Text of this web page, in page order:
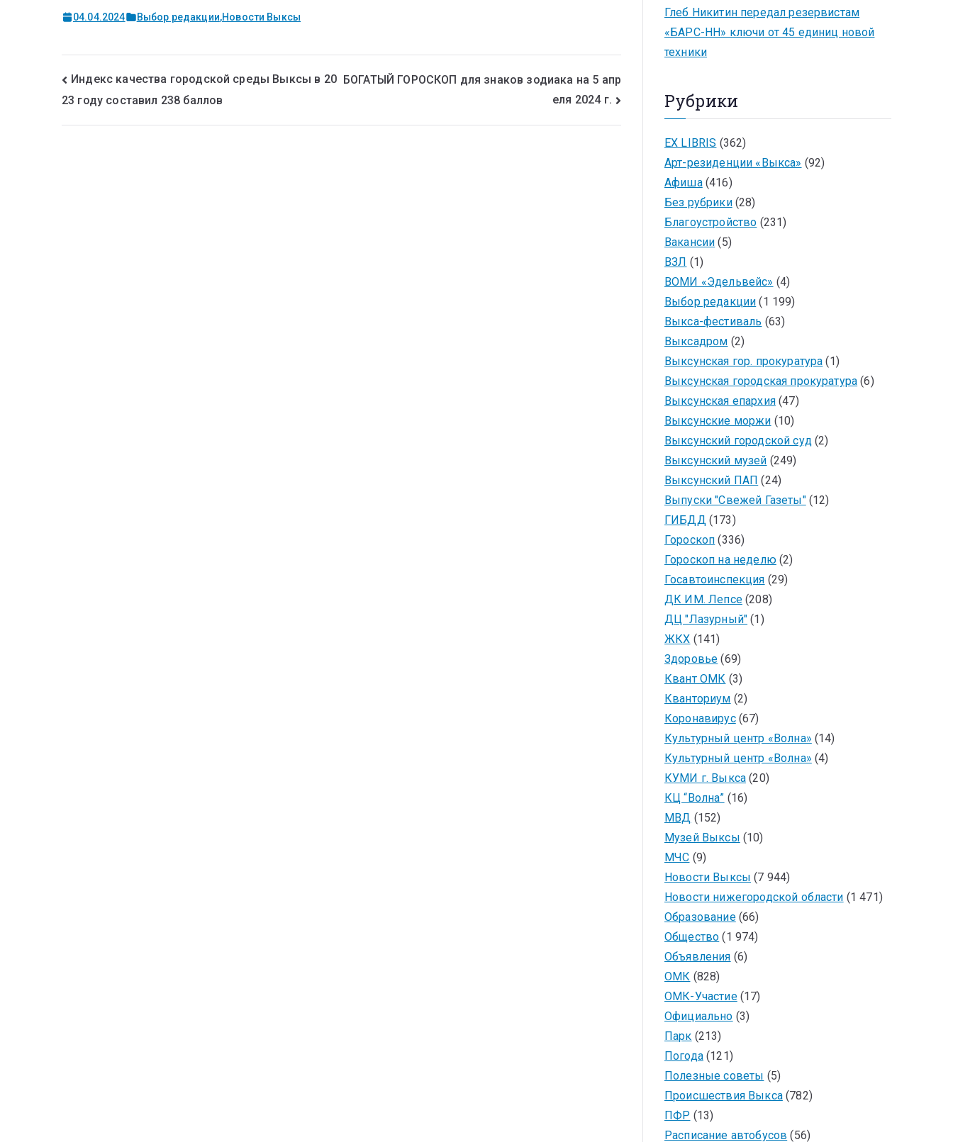
04.04.2024 Выбор редакции,Новости Выксы
Индекс качества городской среды Выксы в 20
23 году составил 238 баллов
БОГАТЫЙ ГОРОСКОП для знаков зодиака на 5 апр
еля 2024 г.
Глеб Никитин передал резервистам
«БАРС-НН» ключи от 45 единиц новой
техники
Рубрики
EX LIBRIS (362)
Арт-резиденции «Выкса» (92)
Афиша(416)
Без рубрики(28)
Благоустройство (231)
Вакансии (5)
ВЗЛ (1)
ВОМИ «Эдельвейс» (4)
Выбор редакции (1 199)
Выкса-фестиваль (63)
Выксадром (2)
Выксунская гор. прокуратура (1)
Выксунская городская прокуратура (6)
Выксунская епархия(47)
Выксунские моржи (10)
Выксунский городской суд(2)
Выксунский музей (249)
Выксунский ПАП (24)
Выпуски "Свежей Газеты"(12)
ГИБДД(173)
Гороскоп (336)
Гороскоп на неделю(2)
Госавтоинспекция (29)
ДК ИМ. Лепсе(208)
ДЦ "Лазурный" (1)
ЖКХ (141)
Здоровье (69)
Квант ОМК (3)
Кванториум (2)
Коронавирус(67)
Культурный центр «Волна» (14)
Культурный центр «Волна» (4)
КУМИ г. Выкса (20)
КЦ “Волна” (16)
МВД (152)
Музей Выксы (10)
МЧС (9)
Новости Выксы (7 944)
Новости нижегородской области (1 471)
Образование(66)
Общество (1 974)
Объявления (6)
ОМК (828)
ОМК-Участие(17)
Официально (3)
Парк (213)
Погода(121)
Полезные советы (5)
Происшествия Выкса(782)
ПФР (13)
Расписание автобусов (56)